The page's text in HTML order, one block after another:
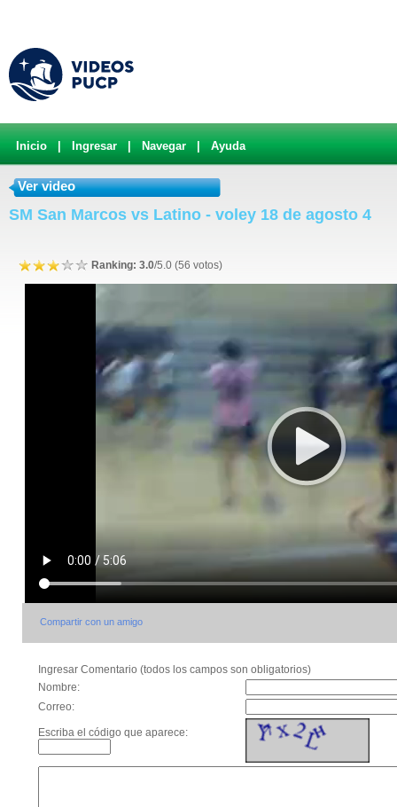
Inicio Ingresar Navegar Ayuda
Ver video
SM San Marcos vs Latino - voley 18 de agosto 4
Ranking: 3.0/5.0 (56 votos)
Compartir con un amigo
Ingresar Comentario (todos los campos son obligatorios)
Nombre:
Correo:
Escriba el código que aparece: